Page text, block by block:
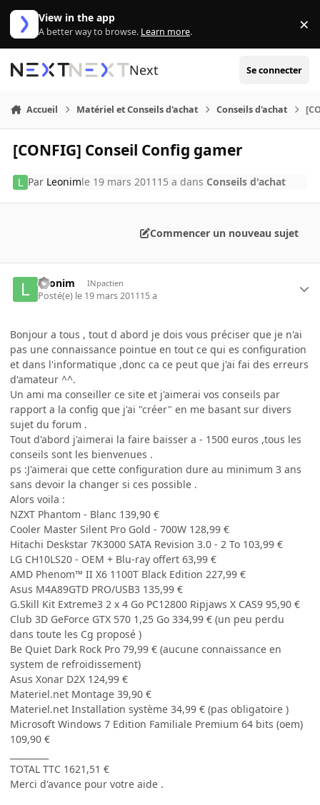
Aller au contenu
View in the app
A better way to browse. Learn more. ×
Next Se connecter
Accueil Matériel et Conseils d'achat Conseils d'achat
[CONFIG] Conseil Config gamer
Par Leonimle 19 mars 2011 15 a dans Conseils d'achat
Commencer un nouveau sujet
Leonim INpactien
Posté(e) le 19 mars 201115 a
Bonjour a tous , tout d abord je dois vous préciser que je n'ai
pas une connaissance pointue en tout ce qui es configuration
et dans l'informatique ,donc ca ce peut que j'ai fai des erreurs
d'amateur ^^.
Un ami ma conseiller ce site et j'aimerai vos conseils par
rapport a la config que j'ai "créer" en me basant sur divers
sujet du forum .
Tout d'abord j'aimerai la faire baisser a - 1500 euros ,tous les
conseils sont les bienvenues .
ps :J'aimerai que cette configuration dure au minimum 3 ans
sans devoir la changer si ces possible .
Alors voila :
NZXT Phantom - Blanc 139,90 €
Cooler Master Silent Pro Gold - 700W 128,99 €
Hitachi Deskstar 7K3000 SATA Revision 3.0 - 2 To 103,99 €
LG CH10LS20 - OEM + Blu-ray offert 63,99 €
AMD Phenom™ II X6 1100T Black Edition 227,99 €
Asus M4A89GTD PRO/USB3 135,99 €
G.Skill Kit Extreme3 2 x 4 Go PC12800 Ripjaws X CAS9 95,90 €
Club 3D GeForce GTX 570 1,25 Go 334,99 € (un peu perdu
dans toute les Cg proposé )
Be Quiet Dark Rock Pro 79,99 € (aucune connaissance en
system de refroidissement)
Asus Xonar D2X 124,99 €
Materiel.net Montage 39,90 €
Materiel.net Installation système 34,99 € (pas obligatoire )
Microsoft Windows 7 Edition Familiale Premium 64 bits (oem)
109,90 €
TOTAL TTC 1621,51 €
Merci d'avance pour votre aide .